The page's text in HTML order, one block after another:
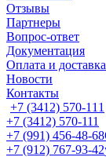
Отзывы
Партнеры
Вопрос-ответ
Документация
Оплата и доставка
Новости
Контакты
+7 (3412) 570-111
+7 (3412) 570-111
+7 (991) 456-48-68
+7 (912) 767-93-42